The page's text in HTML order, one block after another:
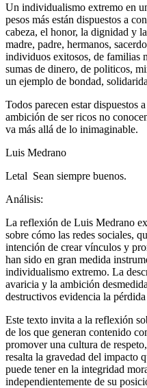
Un individualismo extremo en
pesos más están dispuestos a
cabeza, el honor, la dignidad y
madre, padre, hermanos,
individuos exitosos, de familias
sumas de dinero, de politicos,
un ejemplo de bondad,
Todos parecen estar dispuestos
ambición de ser ricos no
va más allá de lo inimaginable.
Luis Medrano
Letal Sean siempre buenos.
Análisis:
La reflexión de Luis Medrano
sobre cómo las redes sociales,
intención de crear vínculos y
han sido en gran medida
individualismo extremo. La
avaricia y la ambición
destructivos evidencia la
Este texto invita a la reflexión
de los que generan contenido
promover una cultura de
resalta la gravedad del impacto
puede tener en la integridad
independientemente de su